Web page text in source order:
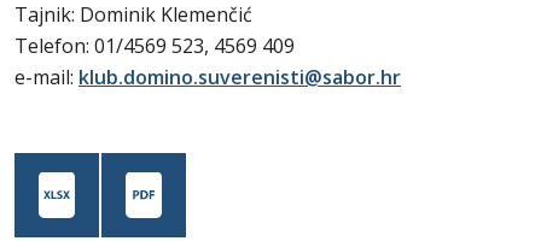
Tajnik: Dominik Klemenčić
Telefon: 01/4569 523, 4569 409
e-mail: klub.domino.suverenisti@sabor.hr